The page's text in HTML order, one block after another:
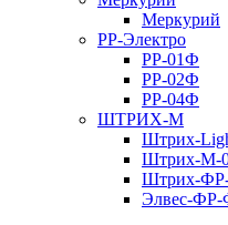
Меркурий
РР-Электро
РР-01Ф
РР-02Ф
РР-04Ф
ШТРИХ-М
Штрих-
Штрих-М-
Штрих-
Элвес-